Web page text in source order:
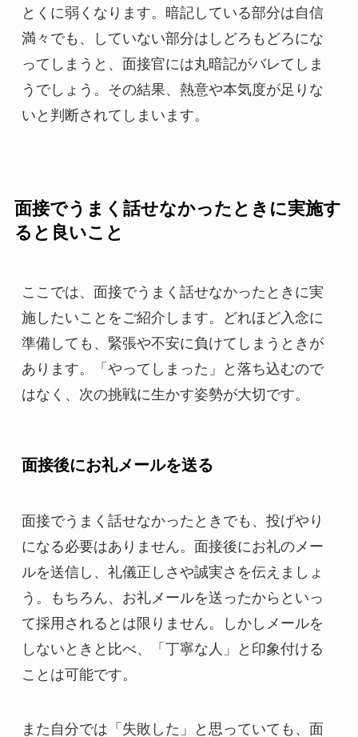
とくに弱くなります。暗記している部分は自信
満々でも、していない部分はしどろもどろにな
ってしまうと、面接官には丸暗記がバレてしま
うでしょう。その結果、熱意や本気度が足りな
いと判断されてしまいます。
面接でうまく話せなかったときに実施す
ると良いこと
ここでは、面接でうまく話せなかったときに実
施したいことをご紹介します。どれほど入念に
準備しても、緊張や不安に負けてしまうときが
あります。「やってしまった」と落ち込むので
はなく、次の挑戦に生かす姿勢が大切です。
面接後にお礼メールを送る
面接でうまく話せなかったときでも、投げやり
になる必要はありません。面接後にお礼のメー
ルを送信し、礼儀正しさや誠実さを伝えましょ
う。もちろん、お礼メールを送ったからといっ
て採用されるとは限りません。しかしメールを
しないときと比べ、「丁寧な人」と印象付ける
ことは可能です。
また自分では「失敗した」と思っていても、面